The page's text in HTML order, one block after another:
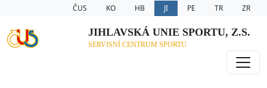
ČUS KO HB JI PE TR ZR
JIHLAVSKÁ UNIE SPORTU, Z.S.
SERVISNÍ CENTRUM SPORTU